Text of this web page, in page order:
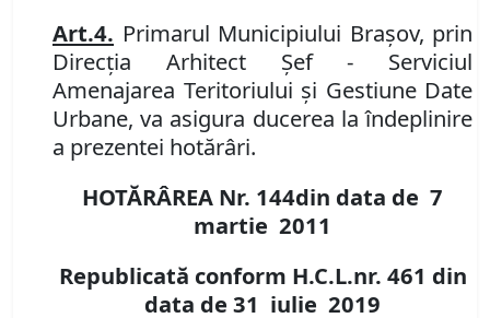
Art.4. Primarul Municipiului Braşov, prin
Direcţia Arhitect Şef- Serviciul
Amenajarea Teritoriului şi Gestiune Date
Urbane, va asigura ducerea la îndeplinire
a prezentei hotărâri.
HOTĂRÂREA Nr. 144din data de 7
martie 2011
Republicată conform H.C.L.nr. 461 din
data de 31 iulie 2019